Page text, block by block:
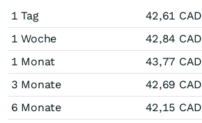
1 Tag 42,61 CAD
1 Woche
42,84 CAD
1 Monat
43,77 CAD
3 Monate
42,69 CAD
6 Monate
42,15 CAD